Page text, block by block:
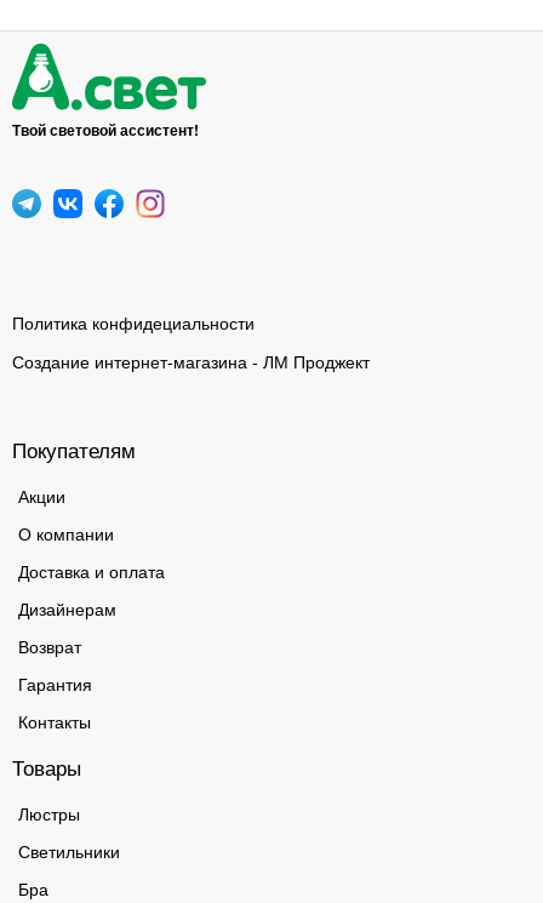
Твой световой ассистент!
Политика конфидециальности
Создание интернет-магазина - ЛМ Проджект
Покупателям
Акции
О компании
Доставка и оплата
Дизайнерам
Возврат
Гарантия
Контакты
Товары
Люстры
Светильники
Бра